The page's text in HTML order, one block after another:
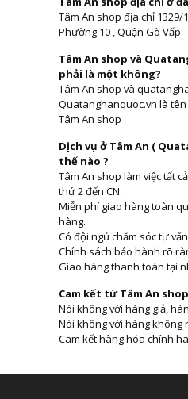
Tâm An shop địa chỉ 1329/
Phường 10 , Quận Gò Vấp
Tâm An shop và
phải là một không?
Tâm An shop và
Quatanghanquoc.vn là
Tâm An shop
Dịch vụ ở Tâm An (
thế nào ?
Tâm An shop làm việc tất
thứ 2 đến CN.
Miễn phí giao hàng toàn
hàng.
Có đội ngủ chăm sóc tư
Chính sách bảo hành rõ
Giao hàng thanh toán tại
Cam kết từ Tâm An shop
Nói không với hàng giả,
Nói không với hàng không
Cam kết hàng hóa chính